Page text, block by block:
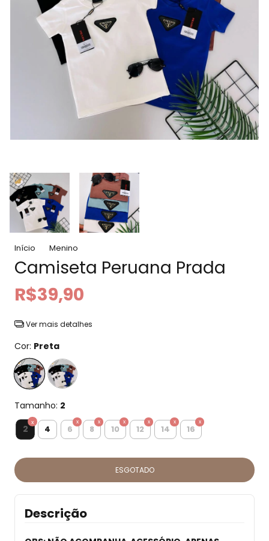
Início Menino
Camiseta Peruana Prada
R$39,90
Ver mais detalhes
Cor: Preta
Tamanho: 2
2 4 6 8 10 12 14 16
Descrição